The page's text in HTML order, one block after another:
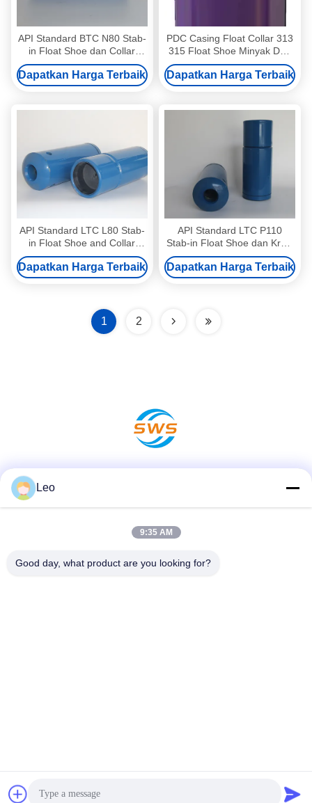
API Standard BTC N80 Stab-
in Float Shoe dan Collar
dengan 193.68mm OD
Dapatkan Harga Terbaik
PDC Casing Float Collar 313
315 Float Shoe Minyak Dan
Gas Anti Erosi
Dapatkan Harga Terbaik
API Standard LTC L80 Stab-
in Float Shoe and Collar
dengan 193.68mm OD
Dapatkan Harga Terbaik
API Standard LTC P110
Stab-in Float Shoe dan Kraal
dengan 193.68mm OD
Dapatkan Harga Terbaik
1 2
Cipta © 2023-2026 Jiangsu Service Petroleum Technology Co.,
Leo
9:35 AM
Good day, what product are you looking for?